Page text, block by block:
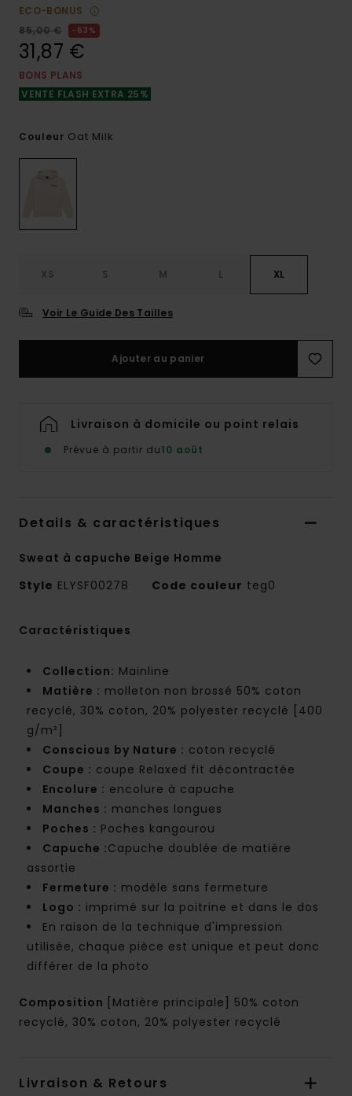
ECO-BONUS
85,00 €
63%
31,87 €
BONS PLANS
VENTE FLASH EXTRA 25%
Couleur Oat Milk
XS S M L XL
Voir Le Guide Des Tailles
Ajouter au panier
Livraison à domicile ou point relais
Prévue à partir du10 août
Details & caractéristiques
Sweat à capuche Beige Homme
Style ELYSF00278 Code couleur teg0
Caractéristiques
Collection: Mainline
Matière : molleton non brossé 50% coton
recyclé, 30% coton, 20% polyester recyclé [400
g/m²]
Conscious by Nature : coton recyclé
Coupe : coupe Relaxed fit décontractée
Encolure : encolure à capuche
Manches : manches longues
Poches : Poches kangourou
Capuche :Capuche doublée de matière
assortie
Fermeture : modèle sans fermeture
Logo : imprimé sur la poitrine et dans le dos
En raison de la technique d'impression
utilisée, chaque pièce est unique et peut donc
différer de la photo
Composition
[Matière principale] 50% coton
recyclé, 30% coton, 20% polyester recyclé
Livraison & Retours